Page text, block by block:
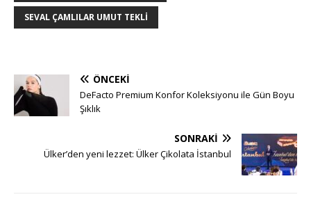
SEVAL ÇAMLILAR UMUT TEKLI
ÖNCEKI
DeFacto Premium Konfor Koleksiyonu ile Gün Boyu
Şıklık
SONRAKI
Ülker’den yeni lezzet: Ülker Çikolata İstanbul